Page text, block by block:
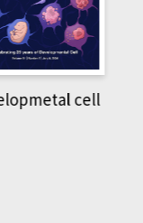
Pattern